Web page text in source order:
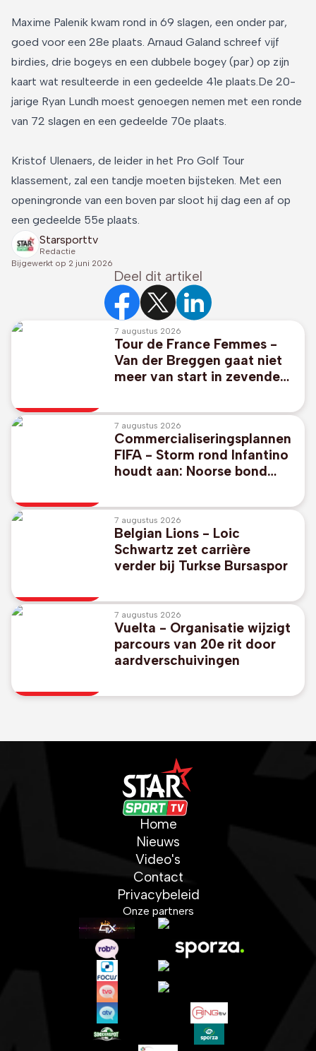
Maxime Palenik kwam rond in 69 slagen, een onder par,
goed voor een 28e plaats. Arnaud Galand schreef vijf
birdies, drie bogeys en een dubbele bogey (par) op zijn
kaart wat resulteerde in een gedeelde 41e plaats.De 20-
jarige Ryan Lundh moest genoegen nemen met een ronde
van 72 slagen en een gedeelde 70e plaats.
Kristof Ulenaers, de leider in het Pro Golf Tour
klassement, zal een tandje moeten bijsteken. Met een
openingronde van een boven par sloot hij dag een af op
een gedeelde 55e plaats.
Starsporttv
Redactie
Bijgewerkt op 2 juni 2026
Deel dit artikel
7 augustus 2026
Tour de France Femmes -
Van der Breggen gaat niet
meer van start in zevende
7 augustus 2026
Commercialiseringsplannen
FIFA - Storm rond Infantino
houdt aan: Noorse bond
Argentinië/Mexico
7 augustus 2026
Belgian Lions - Loic
Schwartz zet carrière
verder bij Turkse Bursaspor
7 augustus 2026
Vuelta - Organisatie wijzigt
parcours van 20e rit door
aardverschuivingen
Home
Nieuws
Video's
Contact
Privacybeleid
Onze partners